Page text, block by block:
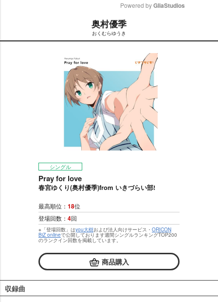
t
e
Powered by GliaStudios
奥村優季
おくむらゆうき
シングル
Pray for love
春宮ゆくり(奥村優季)from いきづらい部!
最高順位： 18位
登場回数： 4回
※「登場回数」はyou大樹および法人向けサービス・ ORICON
BiZ onlineで公開しております週間シングルランキングTOP200
のランクイン回数を掲載しています。
商品購入
収録曲